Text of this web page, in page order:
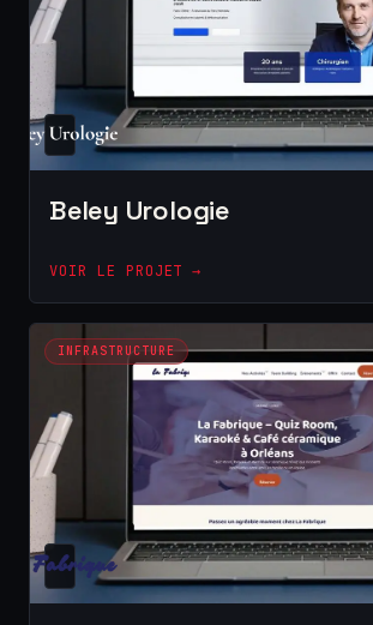
Beley Urologie
VOIR LE PROJET →
INFRASTRUCTURE